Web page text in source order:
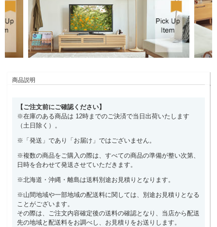
商品説明
【ご注文前にご確認ください】
※在庫のある商品は 12時までのご決済で当日出荷いたします
（土日除く）。
※「発送」であり「お届け」ではございません。
※複数の商品をご購入の際は、すべての商品の準備が整い次第、
日時を合わせて発送させていただきます。
※北海道・沖縄・離島は送料別途お見積りとなります。
※山間地域や一部地域の配送料に関しては、別途お見積りとなる
ことがございます。
その際は、ご注文内容確定後の送料の確認となり、当店から配送
先の地域と配送料をお調べし、お見積りをお送りします。